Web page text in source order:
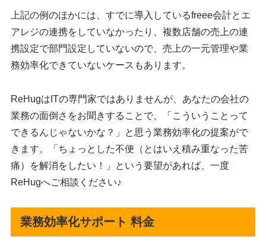
上記の例のほかには、すでに導入しているfreee会計とエ
アレジの連携をしていなかったり、複数店舗の売上の連
携設定で部門設定していないので、売上の一元管理や業
務効率化できていないケースもあります。
ReHugはITの専門家ではありませんが、あなたの会社の
業務の面倒さをお聞きすることで、「こういうことって
できるんじゃないかな？」と思う業務効率化の提案がで
きます。「ちょっとした不便（とはいえ積み重なった苦
痛）を解消をしたい！」という要望があれば、一度
ReHugへご相談ください♪
業務効率化サポート 料金